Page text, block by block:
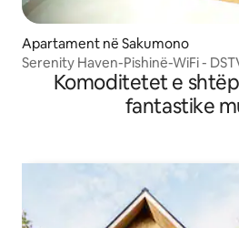
Apartament në Sakumono
Serenity Haven-Pishinë-WiFi -
Komoditetet e
fantastike